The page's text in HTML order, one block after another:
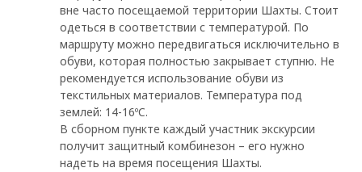
вне часто посещаемой территории Шахты. Стоит
одеться в соответствии с температурой. По
маршруту можно передвигаться исключительно в
обуви, которая полностью закрывает ступню. Не
рекомендуется использование обуви из
текстильных материалов. Температура под
землей: 14-16ºC.
В сборном пункте каждый участник экскурсии
получит защитный комбинезон – его нужно
надеть на время посещения Шахты.